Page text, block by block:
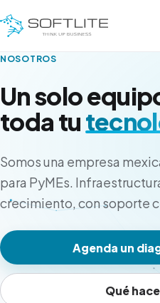
NOSOTROS
Un solo
toda tu
Somos una empresa
para PyMEs.
crecimiento, con soporte
Agenda un
Qué